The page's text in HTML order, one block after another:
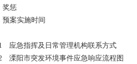
奖惩
预案实施时间
应急指挥及日常管理机构联系方式
溧阳市突发环境事件应急响应流程图